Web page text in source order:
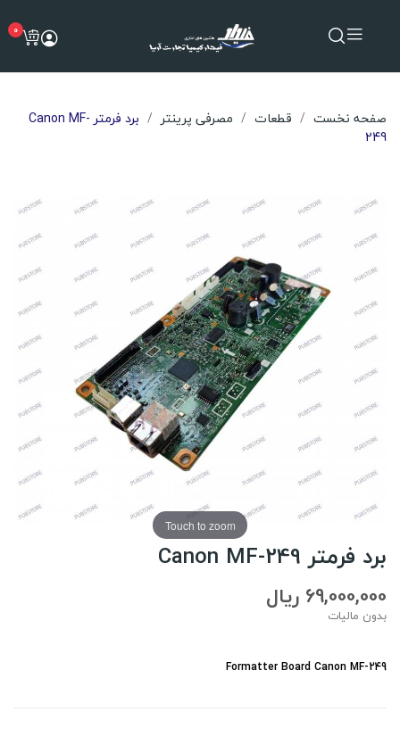
0
صفحه نخست قطعات مصرفی پرینتر
برد فرمتر Canon MF-
249
Touch to zoom
برد فرمتر Canon MF-249
69,000,000 ریال
بدون مالیات